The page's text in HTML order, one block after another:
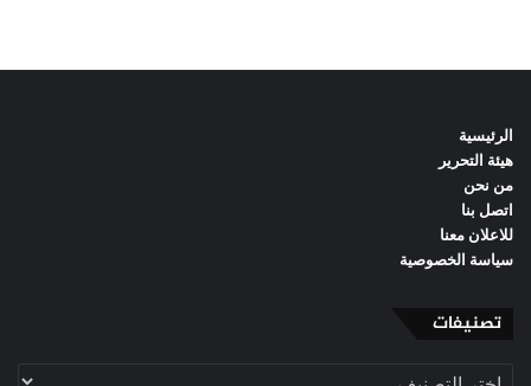
الرئيسية
هيئة التحرير
من نحن
اتصل بنا
للاعلان معنا
سياسة الخصوصية
تصنيفات
تصنيفات